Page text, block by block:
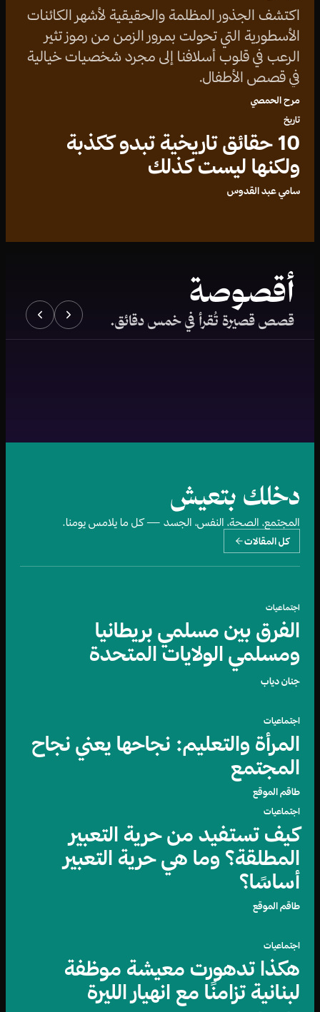
اكتشف الجذور المظلمة والحقيقية لأشهر الكائنات
الأسطورية التي تحولت بمرور الزمن من رموز تثير
الرعب في قلوب أسلافنا إلى مجرد شخصيات خيالية
في قصص الأطفال.
مرح الحمصي
تاريخ
10 حقائق تاريخية تبدو ككذبة
ولكنها ليست كذلك
سامي عبد القدوس
أقصوصة
قصص قصيرة تُقرأ في خمس دقائق.
دخلك بتعيش
المجتمع، الصحة، النفس، الجسد — كل ما يلامس يومنا.
كل المقالات
اجتماعيات
الفرق بين مسلمي بريطانيا
ومسلمي الولايات المتحدة
جنان دياب
اجتماعيات
المرأة والتعليم: نجاحها يعني نجاح
المجتمع
طاقم الموقع
اجتماعيات
كيف تستفيد من حرية التعبير
المطلقة؟ وما هي حرية التعبير
أساسًا؟
طاقم الموقع
اجتماعيات
هكذا تدهورت معيشة موظفة
لبنانية تزامنًا مع انهيار الليرة